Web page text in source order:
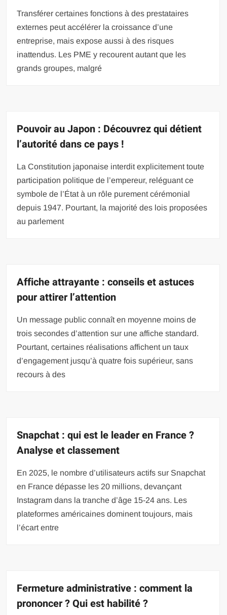
Transférer certaines fonctions à des prestataires
externes peut accélérer la croissance d’une
entreprise, mais expose aussi à des risques
inattendus. Les PME y recourent autant que les
grands groupes, malgré
Pouvoir au Japon : Découvrez qui détient
l’autorité dans ce pays !
La Constitution japonaise interdit explicitement toute
participation politique de l’empereur, reléguant ce
symbole de l’État à un rôle purement cérémonial
depuis 1947. Pourtant, la majorité des lois proposées
au parlement
Affiche attrayante : conseils et astuces
pour attirer l’attention
Un message public connaît en moyenne moins de
trois secondes d’attention sur une affiche standard.
Pourtant, certaines réalisations affichent un taux
d’engagement jusqu’à quatre fois supérieur, sans
recours à des
Snapchat : qui est le leader en France ?
Analyse et classement
En 2025, le nombre d’utilisateurs actifs sur Snapchat
en France dépasse les 20 millions, devançant
Instagram dans la tranche d’âge 15-24 ans. Les
plateformes américaines dominent toujours, mais
l’écart entre
Fermeture administrative : comment la
prononcer ? Qui est habilité ?